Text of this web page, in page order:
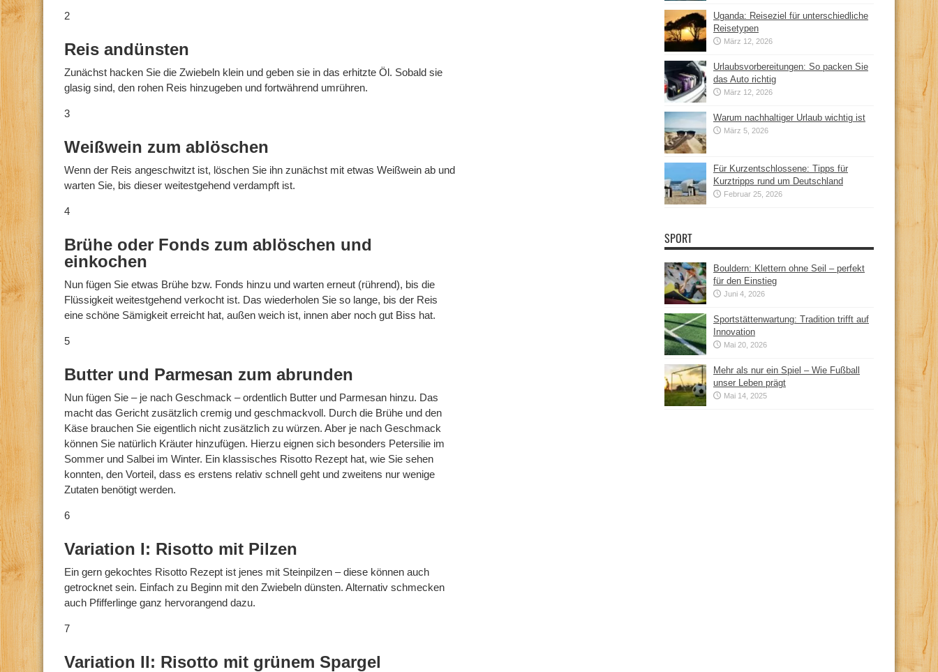
2
Reis andünsten
Zunächst hacken Sie die Zwiebeln klein und geben sie in das erhitzte Öl. Sobald sie
glasig sind, den rohen Reis hinzugeben und fortwährend umrühren.
3
Weißwein zum ablöschen
Wenn der Reis angeschwitzt ist, löschen Sie ihn zunächst mit etwas Weißwein ab und
warten Sie, bis dieser weitestgehend verdampft ist.
4
Brühe oder Fonds zum ablöschen und
einkochen
Nun fügen Sie etwas Brühe bzw. Fonds hinzu und warten erneut (rührend), bis die
Flüssigkeit weitestgehend verkocht ist. Das wiederholen Sie so lange, bis der Reis
eine schöne Sämigkeit erreicht hat, außen weich ist, innen aber noch gut Biss hat.
5
Butter und Parmesan zum abrunden
Nun fügen Sie – je nach Geschmack – ordentlich Butter und Parmesan hinzu. Das
macht das Gericht zusätzlich cremig und geschmackvoll. Durch die Brühe und den
Käse brauchen Sie eigentlich nicht zusätzlich zu würzen. Aber je nach Geschmack
können Sie natürlich Kräuter hinzufügen. Hierzu eignen sich besonders Petersilie im
Sommer und Salbei im Winter. Ein klassisches Risotto Rezept hat, wie Sie sehen
konnten, den Vorteil, dass es erstens relativ schnell geht und zweitens nur wenige
Zutaten benötigt werden.
6
Variation I: Risotto mit Pilzen
Ein gern gekochtes Risotto Rezept ist jenes mit Steinpilzen – diese können auch
getrocknet sein. Einfach zu Beginn mit den Zwiebeln dünsten. Alternativ schmecken
auch Pfifferlinge ganz hervorangend dazu.
7
Variation II: Risotto mit grünem Spargel
Uganda: Reiseziel für unterschiedliche
Reisetypen
März 12, 2026
Urlaubsvorbereitungen: So packen Sie
das Auto richtig
März 12, 2026
Warum nachhaltiger Urlaub wichtig ist
März 5, 2026
Für Kurzentschlossene: Tipps für
Kurztripps rund um Deutschland
Februar 25, 2026
SPORT
Bouldern: Klettern ohne Seil – perfekt
für den Einstieg
Juni 4, 2026
Sportstättenwartung: Tradition trifft auf
Innovation
Mai 20, 2026
Mehr als nur ein Spiel – Wie Fußball
unser Leben prägt
Mai 14, 2025